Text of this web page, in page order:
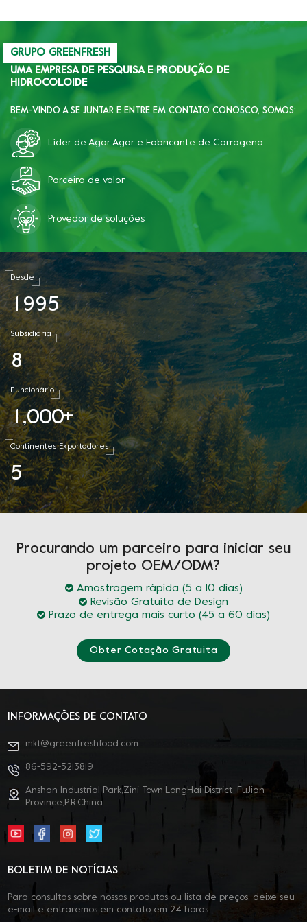
nacionais e estrangeiras.
GRUPO GREENFRESH
UMA EMPRESA DE PESQUISA E PRODUÇÃO DE
HIDROCOLOIDE
BEM-VINDO A SE JUNTAR E ENTRE EM CONTATO CONOSCO, SOMOS:
Líder de Agar Agar e Fabricante de Carragena
Parceiro de valor
Provedor de soluções
Desde
1 995
Subsidiária
8
Funcionário
1 ,000+
Continentes Exportadores
5
Procurando um parceiro para iniciar seu
projeto OEM/ODM?
Amostragem rápida (5 a 10 dias)
Revisão Gratuita de Design
Prazo de entrega mais curto (45 a 60 dias)
Obter Cotação Gratuita
INFORMAÇÕES DE CONTATO
mkt@greenfreshfood.com
86-592-5213819
Anshan Industrial Park,Zini Town,LongHai District ,FuJian
Province,P.R.China
BOLETIM DE NOTÍCIAS
Para consultas sobre nossos produtos ou lista de preços, deixe seu
e-mail e entraremos em contato em 24 horas.